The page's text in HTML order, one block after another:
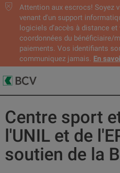
Attention aux escrocs! Soyez
venant d'un support
logiciels d’accès à distance et
coordonnées du bénéficiaire/
paiements. Vos identifiants
communiquez jamais. En
Centre sport
l'UNIL et de
soutien de la